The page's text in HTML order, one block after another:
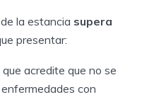
la estancia supera
presentar:
que acredite que no se
con